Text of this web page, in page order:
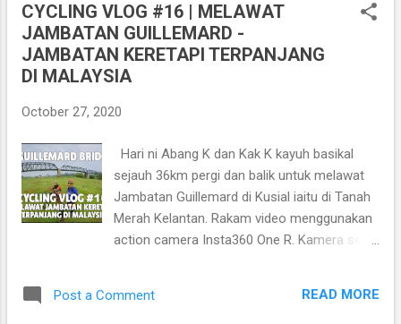
DABONG VOLUME 3, BAHAGIAN 2,
EKSPEDISI KE LAST WATERFALL klik link
dibawah : https://youtu.be/JPAnIapkHgc
Train To Dabong merupakan satu fenomena
Pekan Dabong dan melawat tempat-tempat
sebelum ini digelar sebagai tempat 'Jin
Bertendang' dalam kalangan rakyat di negeri
semuanya gara-gara penularan pandemik
menghidupkan Pekan Dabong sebagai lokasi
CYCLING VLOG #16 | MELAWAT
JAMBATAN GUILLEMARD -
JAMBATAN KERETAPI TERPANJANG
DI MALAYSIA
October 27, 2020
Hari ni Abang K dan Kak K kayuh basikal
sejauh 36km pergi dan balik untuk melawat
Jambatan Guillemard di Kusial iaitu di Tanah
Merah Kelantan. Rakam video menggunakan
action camera Insta360 One R. Kamera selfie
https://www.google.com.my/maps/place/5%
Post a Comment READ MORE